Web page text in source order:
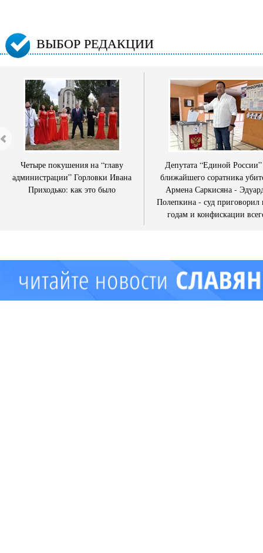
ВЫБОР РЕДАКЦИИ
Четыре покушения на “главу
администрации” Горловки Ивана
Приходько: как это было
Депутата “Единой
ближайшего соратника
Армена Саркисяна -
Полепкина - суд приговорил
годам и конфискации